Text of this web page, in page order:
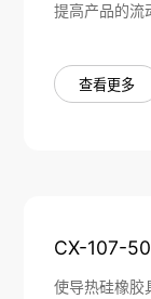
提高产品的流
查看更多
CX-107-
使导热硅橡胶